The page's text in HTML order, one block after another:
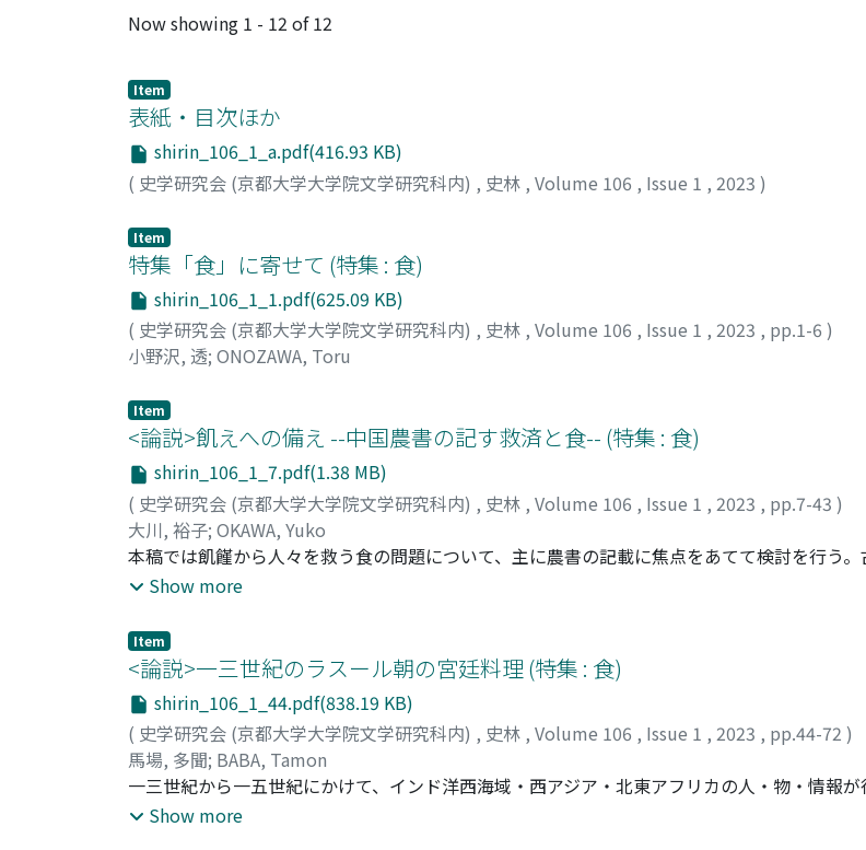
Recent Submissions
Now showing 1 - 12 of 12
Item
表紙・目次ほか
shirin_106_1_a.pdf(416.93 KB)
( 史学研究会 (京都大学大学院文学研究科内) , 史林 , Volume 106 , Issue 1 , 2023 )
Item
特集「食」に寄せて (特集 : 食)
shirin_106_1_1.pdf(625.09 KB)
( 史学研究会 (京都大学大学院文学研究科内) , 史林 , Volume 106 , Issue 1 , 2023 , pp.1-6 )
小野沢, 透; ONOZAWA, Toru
Item
<論説>飢えへの備え --中国農書の記す救済と食-- (特集 : 食)
shirin_106_1_7.pdf(1.38 MB)
( 史学研究会 (京都大学大学院文学研究科内) , 史林 , Volume 106 , Issue 1 , 2023 , pp.7-43 )
大川, 裕子; OKAWA, Yuko
本稿では飢饉から人々を救う食の問題について、主に農書の記載に焦点をあてて検討を行う。
入り野生植物を食糧として利用することが度々行われた。このような緊急時の野生植物利用の
れており、農業生産の中に飢饉への備えを組み込んだ構造が存在していたことを読み取ること
は、従来の農書の記載を踏襲しながらも飢饉への備えと済饑が強調されており、宋代に出現し
な農書の形式を見出すことができる。王禎『穀譜』のスタイルは徐光啓『農政全書』「備荒
政全書』には、民間の知識を利用して飢えを乗り切るための方法が多く収録された。農書のも
Show more
Item
<論説>一三世紀のラスール朝の宮廷料理 (特集 : 食)
shirin_106_1_44.pdf(838.19 KB)
( 史学研究会 (京都大学大学院文学研究科内) , 史林 , Volume 106 , Issue 1 , 2023 , pp.44-72 )
馬場, 多聞; BABA, Tamon
一三世紀から一五世紀にかけて、インド洋西海域・西アジア・北東アフリカの人・物・情報が
ール朝が栄えた。本稿では、ラスール朝の一三世紀の宮廷料理について、同時代他地域や後代
Show more